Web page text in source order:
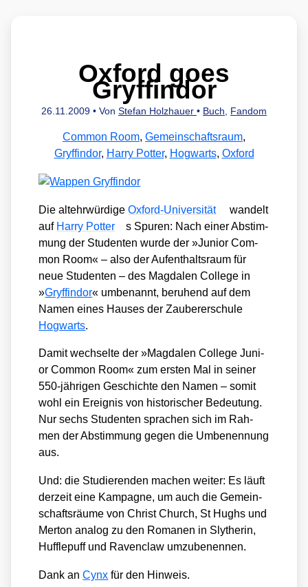
Oxford goes
Gryffindor
26.11.2009 • Von Stefan Holzhauer • Buch, Fandom
Common Room, Gemeinschaftsraum,
Gryffindor, Harry Potter, Hogwarts, Oxford
Die alt­ehr­wür­di­geOxford-Uni­ver­si­tät
wan­delt
auf Har­ry Pot­ter
s Spu­ren: Nach einer Abstim­
mung der Stu­den­ten wur­de der »Juni­or Com­
mon Room« – also der Auf­ent­halts­raum für
neue Stu­den­ten – des Mag­da­len Col­lege in
»Gryffin­dor« umbe­nannt, beru­hend auf dem
Namen eines Hau­ses der Zau­be­rer­schu­le
Hog­warts.
Damit wech­sel­te der »Mag­da­len Col­lege Juni­
or Com­mon Room« zum ers­ten Mal in sei­ner
550-jäh­ri­gen Geschich­te den Namen – somit
wohl ein Ereig­nis von his­to­ri­scher Bedeu­tung.
Nur sechs Stu­den­ten spra­chen sich im Rah­
men der Abstim­mung gegen die Umbe­nen­nung
aus.
Und: die Stu­die­ren­den machen wei­ter: Es läuft
der­zeit eine Kam­pa­gne, um auch die Gemein­
schafts­räu­me von Christ Church, St Hughs und
Mer­ton ana­log zu den Roma­nen in Sly­the­rin,
Huf­fle­puff und Raven­claw umzu­be­nen­nen.
Dank anCynx für den Hin­weis.